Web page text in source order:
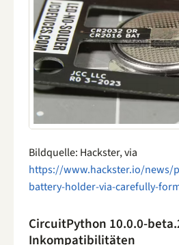
Bildquelle: Hackster, via
https://www.hackster.io/news/
battery-holder-via-carefully-
CircuitPython 10.0.0-
Inkompatibilitäten